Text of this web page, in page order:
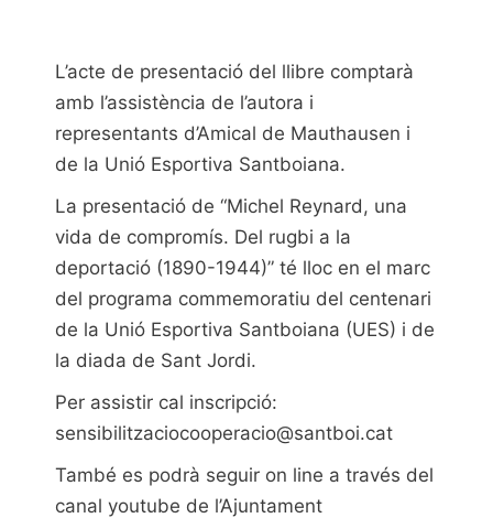
L’acte de presentació del llibre comptarà
amb l’assistència de l’autora i
representants d’Amical de Mauthausen i
de la Unió Esportiva Santboiana.
La presentació de “Michel Reynard, una
vida de compromís. Del rugbi a la
deportació (1890-1944)” té lloc en el marc
del programa commemoratiu del centenari
de la Unió Esportiva Santboiana (UES) i de
la diada de Sant Jordi.
Per assistir cal inscripció:
sensibilitzaciocooperacio@santboi.cat
També es podrà seguir on line a través del
canal youtube de l’Ajuntament